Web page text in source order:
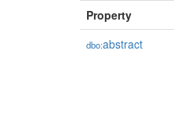
Property
dbo:abstract